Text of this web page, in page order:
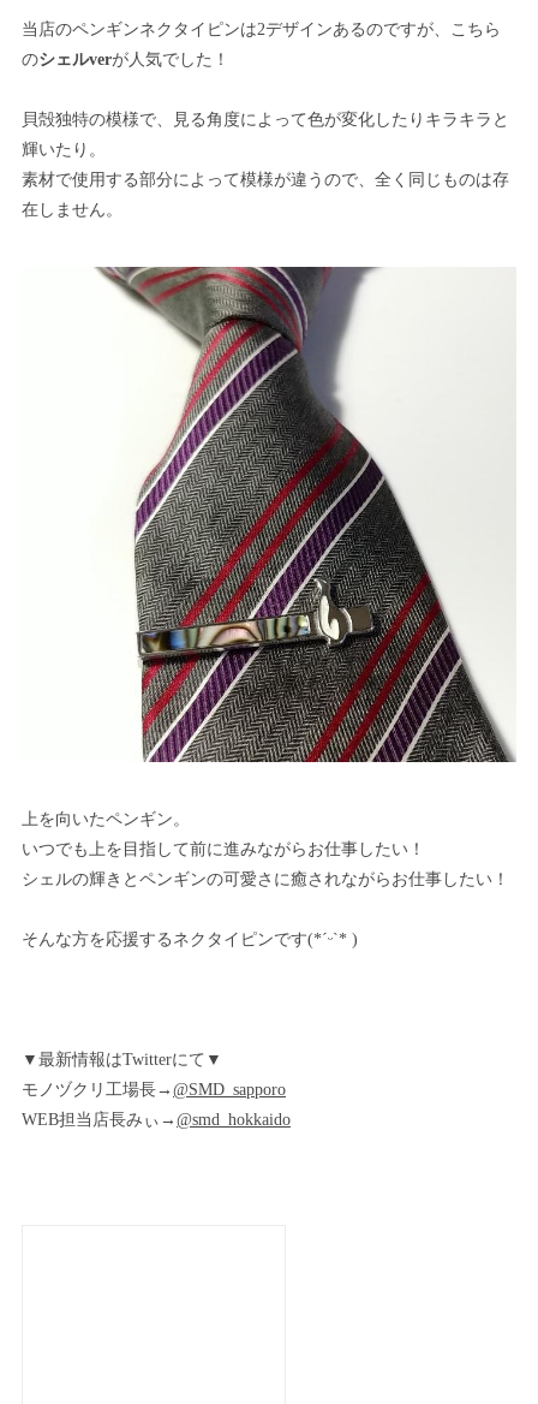
当店のペンギンネクタイピンは2デザインあるのですが、こちら
のシェルverが人気でした！
貝殻独特の模様で、見る角度によって色が変化したりキラキラと
輝いたり。
素材で使用する部分によって模様が違うので、全く同じものは存
在しません。
上を向いたペンギン。
いつでも上を目指して前に進みながらお仕事したい！
シェルの輝きとペンギンの可愛さに癒されながらお仕事したい！
そんな方を応援するネクタイピンです‪(*ˊᵕˋ* )
▼最新情報はTwitterにて▼
モノヅクリ工場長→ @SMD_sapporo
WEB担当店長みぃ→ @smd_hokkaido